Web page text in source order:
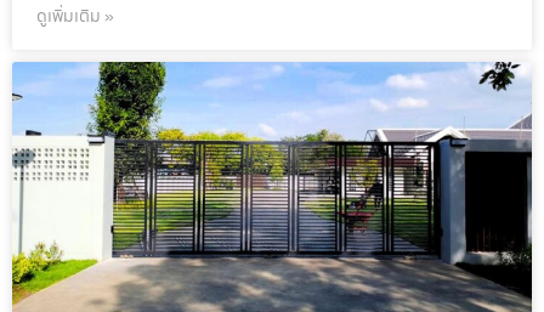
ดูเพิ่มเติม »